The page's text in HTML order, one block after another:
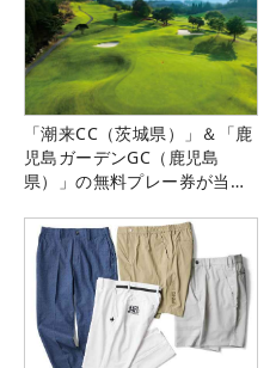
「潮来CC（茨城県）」＆「鹿
児島ガーデンGC（鹿児島
県）」の無料プレー券が当た